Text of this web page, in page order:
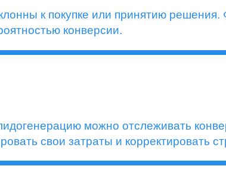
к покупке или принятию решения.
конверсии.
можно отслеживать
свои затраты и корректировать